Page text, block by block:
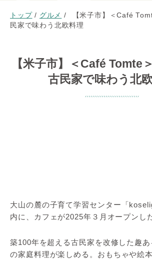
トップ / グルメ /
【米子市】＜Café
民家で味わう北欧料理
【米子市】＜Café Tomte
古民家で味わう北
大山の麓の子育て学習センター「
内に、カフェが2025年３月オープンし
築100年を超える古民家を改修した趣
の家庭料理が楽しめる。おもちゃや絵